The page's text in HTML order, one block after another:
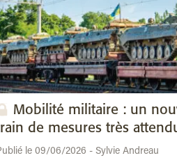
Mobilité militaire : un
de mesures très
le 09/06/2026 - Sylvie Andreau